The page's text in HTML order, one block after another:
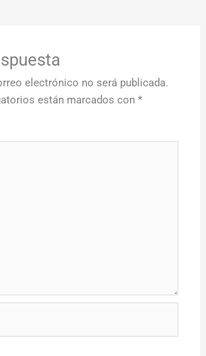
electrónico no será publicada.
están marcados con*